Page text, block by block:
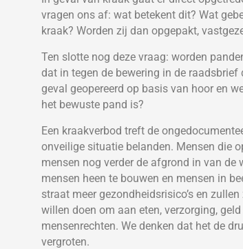
vragen ons af: wat betekent dit? Wat
kraak? Worden zij dan opgepakt,
Ten slotte nog deze vraag: worden
dat in tegen de bewering in de
geval geopereerd op basis van hoor en
het bewuste pand is?
Een kraakverbod treft de
onveilige situatie belanden. Mensen die
mensen nog verder de afgrond in van
mensen heen te bouwen en mensen in
straat meer gezondheidsrisico’s en
willen doen om aan eten, verzorging,
mensenrechten. We denken dat het de
vergroten.